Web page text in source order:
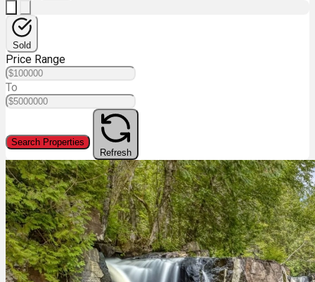
Sold
Price Range
To
Search Properties
Refresh